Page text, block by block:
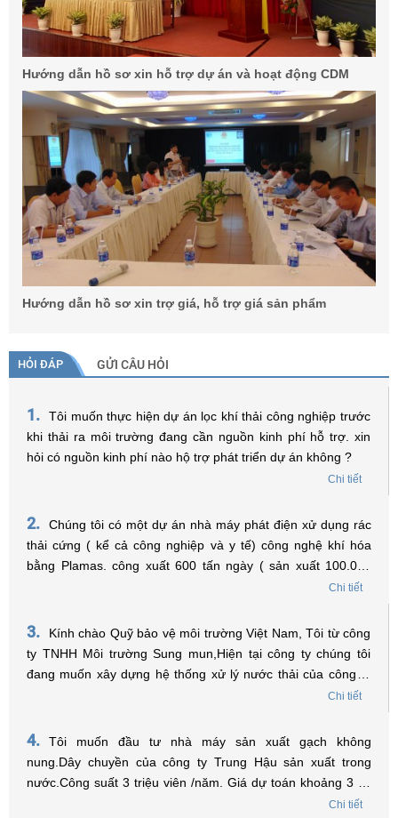
Hướng dẫn hồ sơ xin hỗ trợ dự án và hoạt động CDM
Hướng dẫn hồ sơ xin trợ giá, hỗ trợ giá sản phẩm
HỎI ĐÁP GỬI CÂU HỎI
1.
Tôi muốn thực hiện dự án lọc khí thải công nghiệp trước
khi thải ra môi trường đang cần nguồn kinh phí hỗ trợ. xin
hỏi có nguồn kinh phí nào hộ trợ phát triển dự án không ?
Chi tiết
2.
Chúng tôi có một dự án nhà máy phát điện xử dụng rác
thải cứng ( kể cả công nghiệp và y tế) công nghệ khí hóa
bằng Plamas. công xuất 600 tấn ngày ( sản xuất 100.000
MGW điện năm ) Tồng vốn đầu tư 60 triệu USD. Xin được
!
Chi tiết
3.
Kính chào Quỹ bảo vệ môi trường Việt Nam, Tôi từ công
ty TNHH Môi trường Sung mun,Hiện tại công ty chúng tôi
đang muốn xây dựng hệ thống xử lý nước thải của công ty
hồ sơ, thủ tục gì để có thể vay vốn ạ? Xin chân thành cảm
Chi tiết
4.
Tôi muốn đầu tư nhà máy sản xuất gạch không
nung.Dây chuyền của công ty Trung Hậu sản xuất trong
nước.Công suất 3 triệu viên /năm. Giá dự toán khoảng 3 tỷ.
Tôi ở Sơn La có được vay vốn của quỹ bảo vệ môi trường
Chi tiết